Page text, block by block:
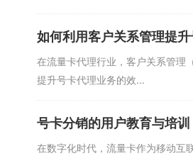
如何利用客户关系管理提
在流量卡代理行业，客户关系管理
提升号卡代理业务的效...
号卡分销的用户教育与培
在数字化时代，流量卡作为移动互